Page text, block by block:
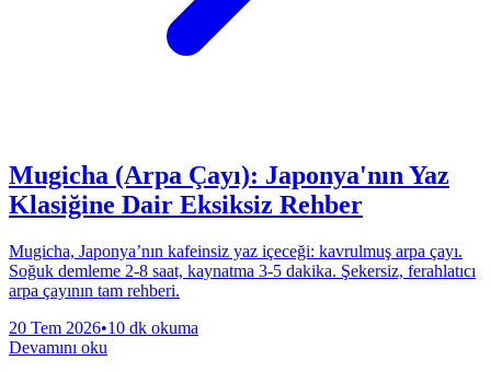
Mugicha (Arpa Çayı): Japonya'nın Yaz
Klasiğine Dair Eksiksiz Rehber
Mugicha, Japonya’nın kafeinsiz yaz içeceği: kavrulmuş arpa çayı.
Soğuk demleme 2-8 saat, kaynatma 3-5 dakika. Şekersiz, ferahlatıcı
arpa çayının tam rehberi.
20 Tem 2026•10 dk okuma
Devamını oku